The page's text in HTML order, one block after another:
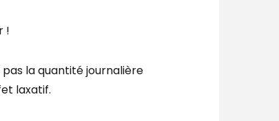
!
la quantité journalière
laxatif.